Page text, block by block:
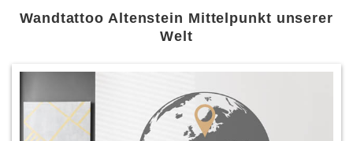
Wandtattoo Altenstein Mittelpunkt unserer
Welt